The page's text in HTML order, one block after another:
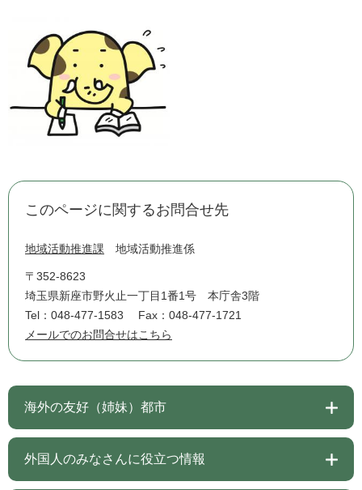
このページに関するお問合せ先
地域活動推進課 地域活動推進係
〒352-8623
埼玉県新座市野火止一丁目1番1号 本庁舎3階
Tel：048-477-1583
Fax：048-477-1721
メールでのお問合せはこちら
海外の友好（姉妹）都市
外国人のみなさんに役立つ情報